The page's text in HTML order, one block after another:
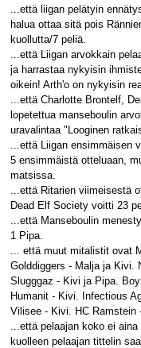
...että liigan pelätyin
halua ottaa sitä pois
kuollutta/7 peliä.
...että Liigan arvokkain
ja harrastaa nykyisin
oikein! Arth'o on nykyisin
...että Charlotte Brontelf,
lopetettua manseboulin
uravalintaa "Looginen
...että Liigan ensimmäisen
5 ensimmäistä otteluaan,
matsissa.
...että Ritarien viimeisestä
Dead Elf Society voitti 23
...että Manseboulin
1 Pipa.
... että muut mitalistit ovat
Golddiggers - Malja ja Kivi.
Slugggaz - Kivi ja Pipa.
Humanit - Kivi. Infectious
Vilisee - Kivi. HC Ramstein
...että pelaajan koko ei
kuolleen pelaajan tittelin